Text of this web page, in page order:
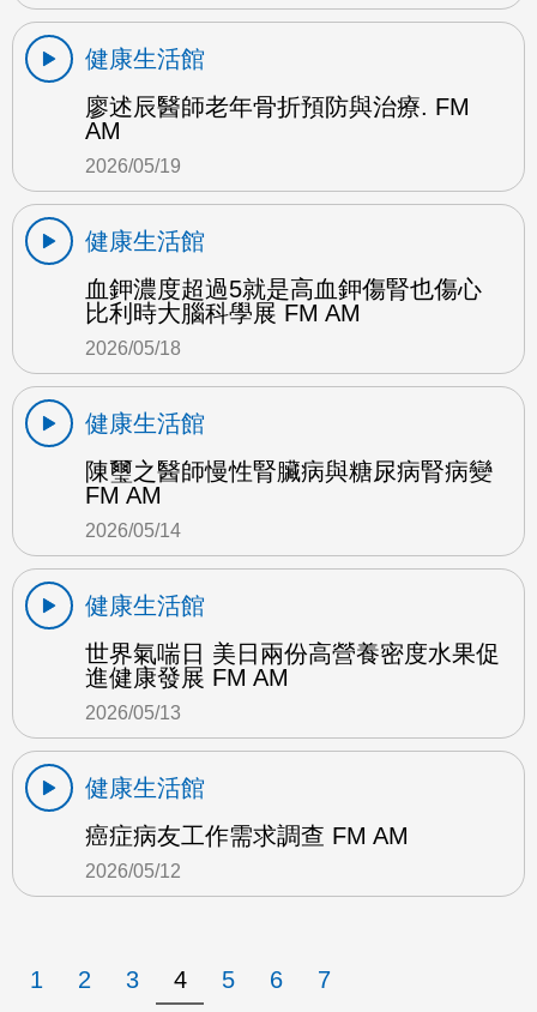
健康生活館
廖述辰醫師老年骨折預防與治療. FM
AM
2026/05/19
健康生活館
血鉀濃度超過5就是高血鉀傷腎也傷心
比利時大腦科學展 FM AM
2026/05/18
健康生活館
陳璽之醫師慢性腎臟病與糖尿病腎病變
FM AM
2026/05/14
健康生活館
世界氣喘日 美日兩份高營養密度水果促
進健康發展 FM AM
2026/05/13
健康生活館
癌症病友工作需求調查 FM AM
2026/05/12
1 2 3 4 5 6 7